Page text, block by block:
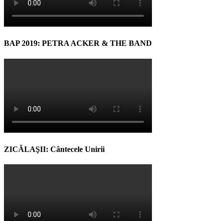
BAP 2019: PETRA ACKER & THE BAND
ZICĂLAŞII: Cântecele Unirii